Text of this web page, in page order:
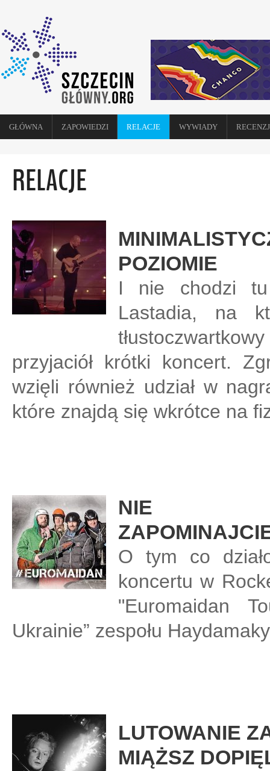
GŁÓWNA ZAPOWIEDZI RELACJE WYWIADY
RELACJE
POZIOMIE
I nie chodzi
Lastadia, na
przyjaciół krótki koncert.
wzięli również udział w
które znajdą się wkrótce na
NIE
O tym co
koncertu w
"Euromaidan
Ukrainie” zespołu
LUTOWANIE
MIĄŻSZ